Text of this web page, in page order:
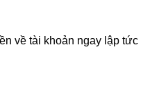
về tài khoản ngay lập tức